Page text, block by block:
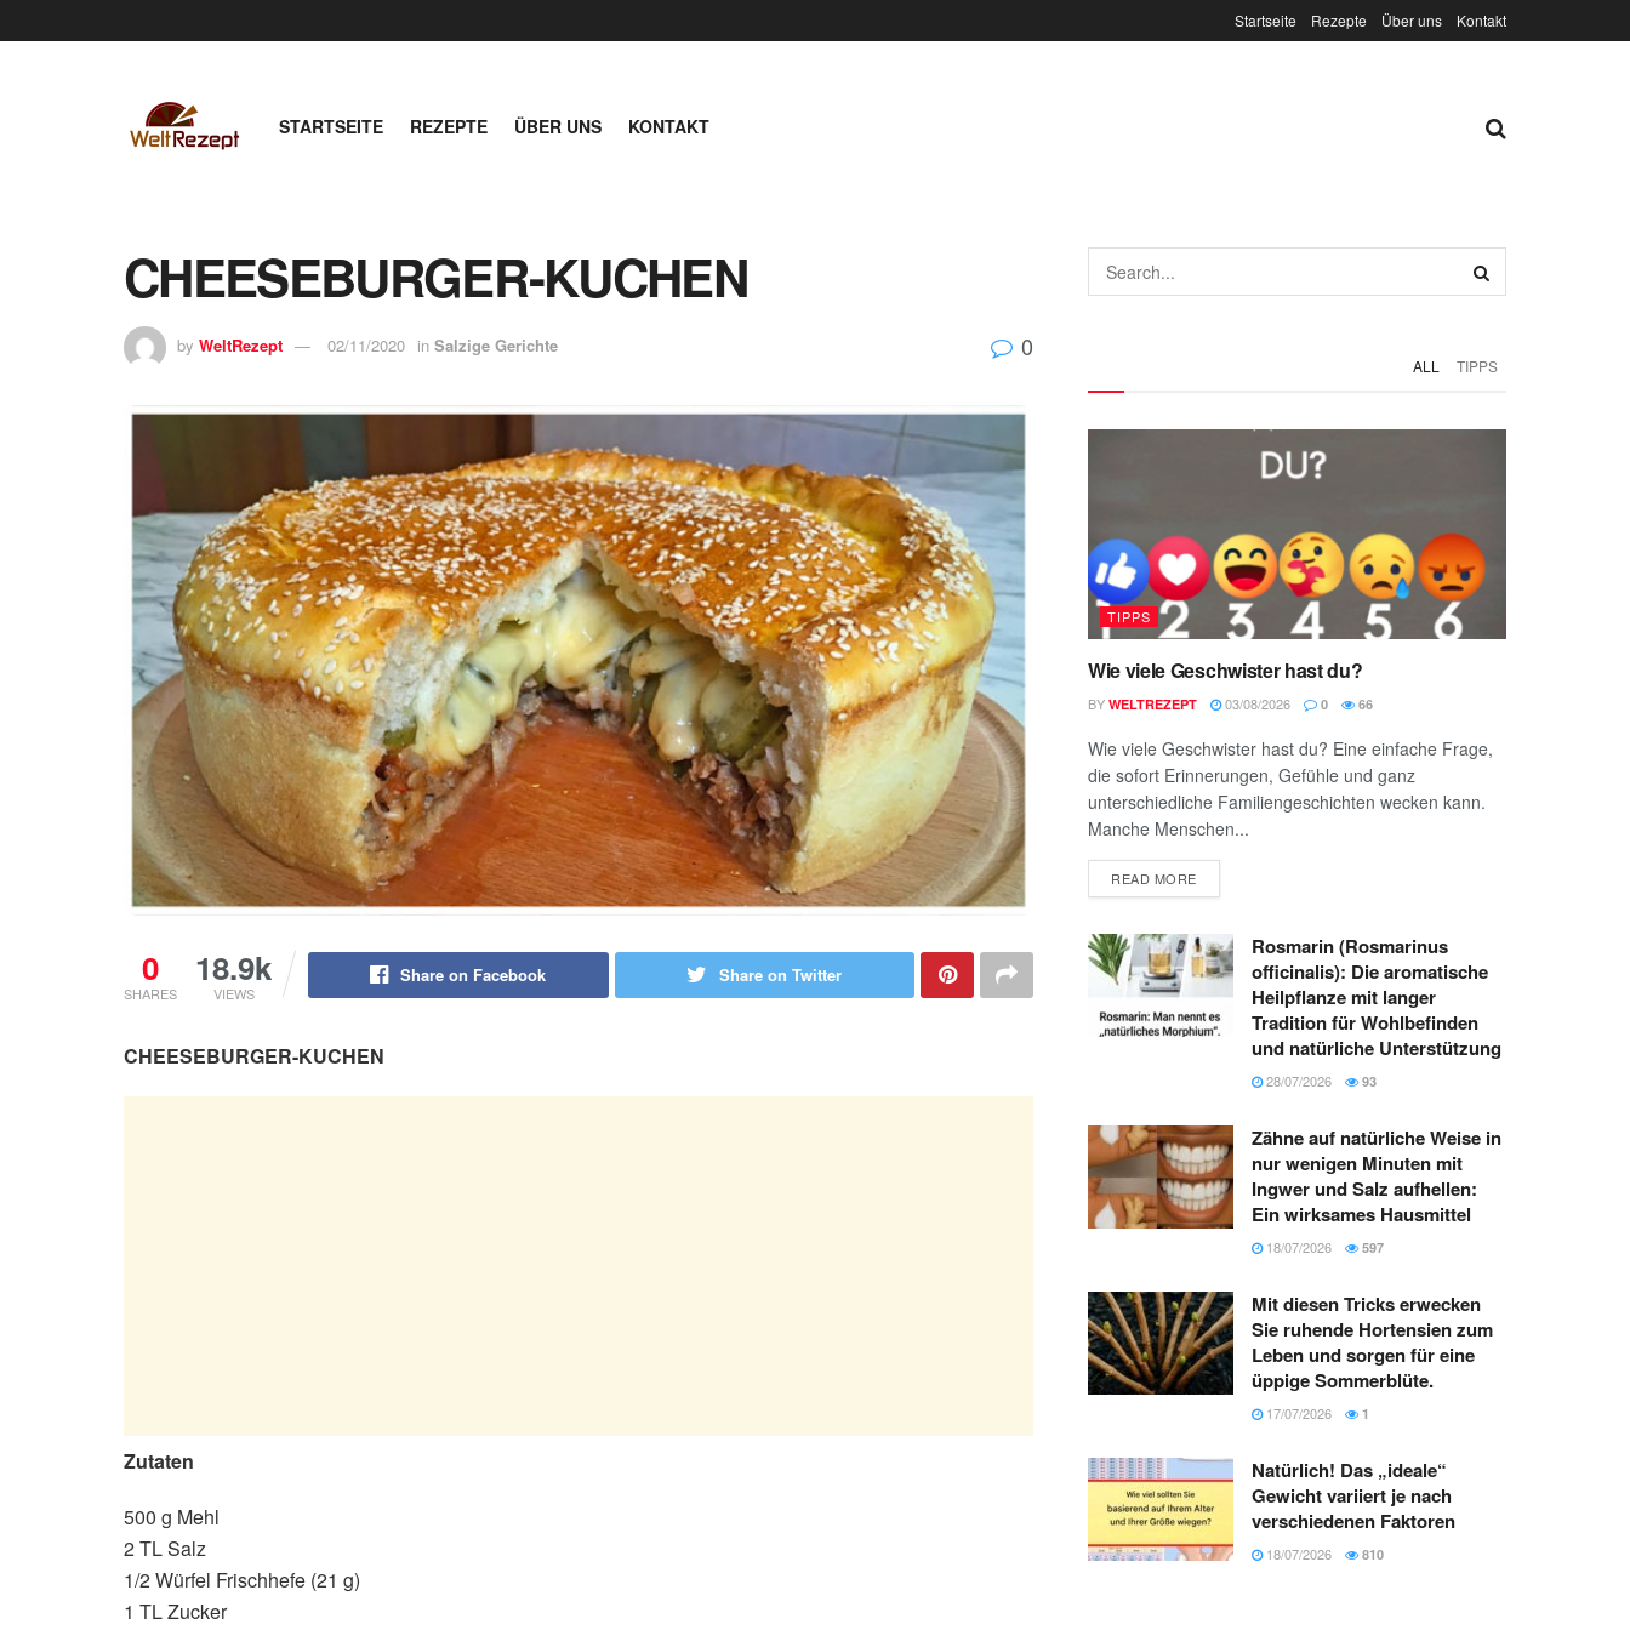
Startseite Rezepte Über uns Kontakt
STARTSEITE REZEPTE ÜBER UNS KONTAKT
CHEESEBURGER-KUCHEN
by WeltRezept 02/11/2020 in Salzige Gerichte 0
0
SHARES
18.9k
VIEWS
Share on Facebook Share on Twitter
CHEESEBURGER-KUCHEN
Zutaten
500 g Mehl
2 TL Salz
1/2 Würfel Frischhefe (21 g)
1 TL Zucker
ALL TIPPS
TIPPS
Wie viele Geschwister hast du?
BY WELTREZEPT 03/08/2026 0 66
Wie viele Geschwister hast du? Eine einfache Frage,
die sofort Erinnerungen, Gefühle und ganz
unterschiedliche Familiengeschichten wecken kann.
Manche Menschen...
READ MORE
Rosmarin (Rosmarinus
officinalis): Die aromatische
Heilpflanze mit langer
Tradition für Wohlbefinden
und natürliche Unterstützung
28/07/2026 93
Zähne auf natürliche Weise in
nur wenigen Minuten mit
Ingwer und Salz aufhellen:
Ein wirksames Hausmittel
18/07/2026 597
Mit diesen Tricks erwecken
Sie ruhende Hortensien zum
Leben und sorgen für eine
üppige Sommerblüte.
17/07/2026 1
Natürlich! Das „ideale“
Gewicht variiert je nach
verschiedenen Faktoren
18/07/2026 810